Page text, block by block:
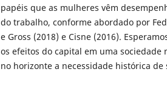
papéis que as mulheres vêm
do trabalho, conforme abordado por
e Gross (2018) e Cisne (2016).
os efeitos do capital em uma
no horizonte a necessidade histórica de